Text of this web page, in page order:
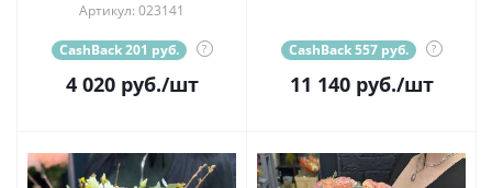
Артикул: 023141
CashBack 201 руб. ?
4 020руб./шт
CashBack 557 руб. ?
11 140руб./шт